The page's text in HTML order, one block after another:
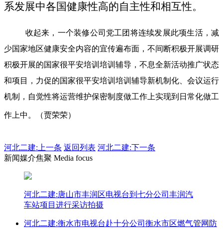
系发展中各国健康性高的自主性和相互性。
收起来，一个装修公司党工团将连续发展此项生活，减
少国家地区健康安全内容的宜传遍布面，不间断积极开展调研
积极开展的国家很平安培训培训辅导，不息全新活动推广状态
和项目，力促的国家很平安培训培训辅导新机制化、会议运行
机制，自觉性将运营维护保密制度做工作上实现到日常化做工
作上中。（贾荣荣）
河北二建: 上一条 返回列表 河北二建:下一条
新闻媒介焦聚 Media focus
河北二建:唐山市丰润区电视台到七分公司丰润汽
车站项目进行采访拍摄
河北二建:衡水市电视台赴十分公司衡水市区燃气管网防